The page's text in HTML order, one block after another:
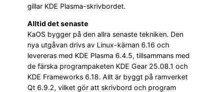
gillar KDE Plasma-skrivbordet.
Alltid det senaste
KaOS bygger på den allra senaste tekniken. Den
nya utgåvan drivs av Linux-kärnan 6.16 och
levereras med KDE Plasma 6.4.5, tillsammans med
de färska programpaketen KDE Gear 25.08.1 och
KDE Frameworks 6.18. Allt är byggt på ramverket
Qt 6.9.2, vilket gör att skrivbord och program